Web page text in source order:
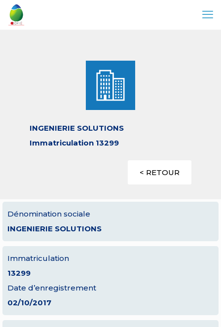
INGENIERIE SOLUTIONS
Immatriculation 13299
< RETOUR
Dénomination sociale
INGENIERIE SOLUTIONS
Immatriculation
13299
Date d’enregistrement
02/10/2017